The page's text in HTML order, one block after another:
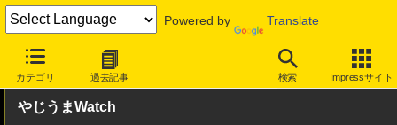
Powered by Translate
カテゴリ 過去記事 検索 Impressサイト
INTERNET Watch トピック
やじうまWatch